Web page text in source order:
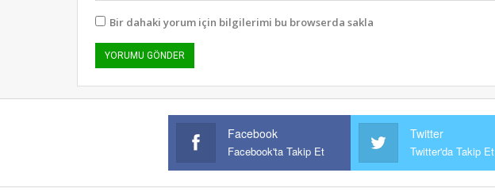
Bir dahaki yorum için bilgilerimi bu browserda sakla
Facebook
Facebook'ta Takip Et
Twitter
Twitter'da Takip Et